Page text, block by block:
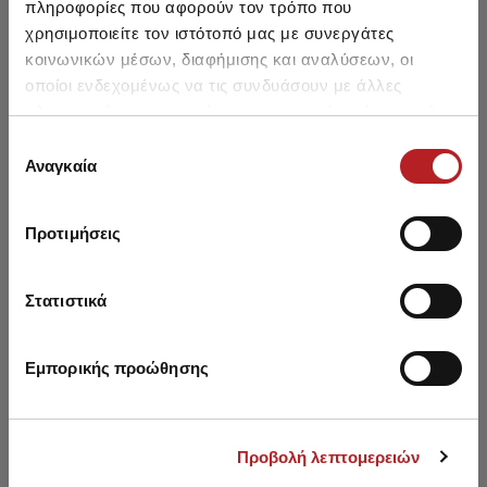
πληροφορίες που αφορούν τον τρόπο που
χρησιμοποιείτε τον ιστότοπό μας με συνεργάτες
κοινωνικών μέσων, διαφήμισης και αναλύσεων, οι
οποίοι ενδεχομένως να τις συνδυάσουν με άλλες
πληροφορίες που τους έχετε παραχωρήσει ή τις οποίες
των υπηρεσιών τους.
συγκατάθεσης
Αναγκαία
Προτιμήσεις
Στατιστικά
Εμπορικής προώθησης
Προβολή λεπτομερειών
μέση
30,20 € -15%
μέση
30,20 €
SALE